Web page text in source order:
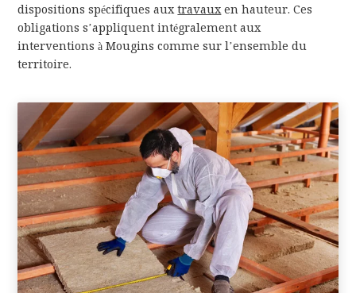
dispositions spécifiques auxtravauxen hauteur. Ces
obligations s’appliquent intégralement aux
interventions à Mougins comme sur l’ensemble du
territoire.